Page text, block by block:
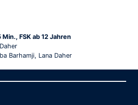
FSK ab 12 Jahren
Barhamji, Lana Daher